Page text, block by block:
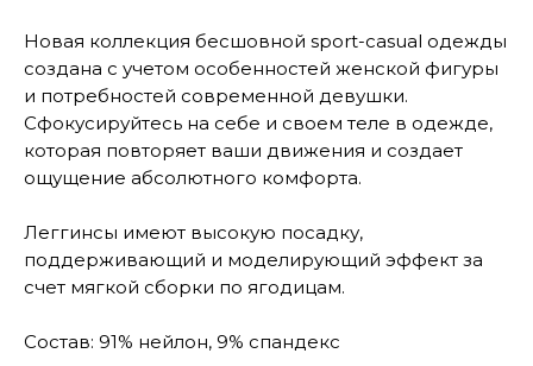
Новая коллекция бесшовной sport-casual одежды
создана с учетом особенностей женской фигуры
и потребностей современной девушки.
Сфокусируйтесь на себе и своем теле в одежде,
которая повторяет ваши движения и создает
ощущение абсолютного комфорта.
Леггинсы имеют высокую посадку,
поддерживающий и моделирующий эффект за
счет мягкой сборки по ягодицам.
Состав: 91% нейлон, 9% спандекс